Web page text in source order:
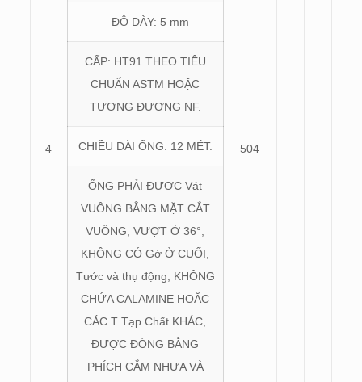
4 504
– ĐỘ DÀY: 5 mm
CẤP: HT91 THEO TIÊU
CHUẨN ASTM HOẶC
TƯƠNG ĐƯƠNG NF.
CHIỀU DÀI ỐNG: 12 MÉT.
ỐNG PHẢI ĐƯỢC Vát
VUÔNG BẰNG MẶT CẮT
VUÔNG, VƯỢT Ở 36°,
KHÔNG CÓ Gờ Ở CUỐI,
Tước và thụ động, KHÔNG
CHỨA CALAMINE HOẶC
CÁC T Tạp Chất KHÁC,
ĐƯỢC ĐÓNG BẰNG
PHÍCH CẮM NHỰA VÀ